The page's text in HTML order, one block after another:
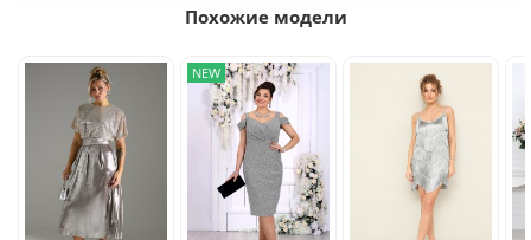
Похожие модели
NEW